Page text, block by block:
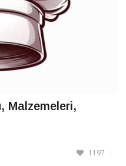
Malzemeleri,
1197